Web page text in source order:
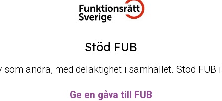
Stöd FUB
som andra, med delaktighet i samhället. Stöd FUB
Ge en gåva till FUB